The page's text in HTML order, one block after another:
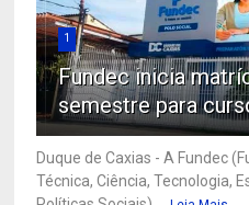
1
Fundec inicia
semestre para
Duque de Caxias - A Fundec
Técnica, Ciência, Tecnologia,